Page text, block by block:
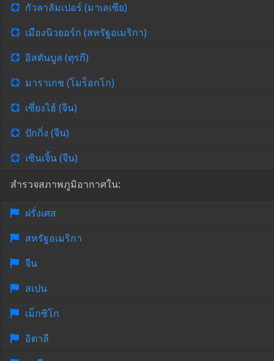
กัวลาลัมเปอร์ (มาเลเซีย)
เมืองนิวยอร์ก (สหรัฐอเมริกา)
อิสตันบูล (ตุรกี)
มาราเกช (โมร็อกโก)
เซี่ยงไฮ้ (จีน)
ปักกิ่ง (จีน)
เซินเจิ้น (จีน)
สำรวจสภาพภูมิอากาศใน:
ฝรั่งเศส
สหรัฐอเมริกา
จีน
สเปน
เม็กซิโก
อิตาลี